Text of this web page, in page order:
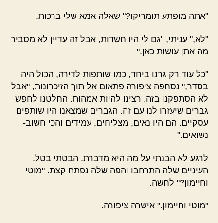
"אתה מופתע תומריקו?" שאלה אמא שלי ברכות.
"לא," עניתי, "גם לי היו חשדות, אבל זה עדיין לא מסביר
מה אתן עושות כאן."
"כל עוד רק גרנו ביחד, כמו שותפות לדירה, הכול היה
בסדר," נסחפה ציפורה פתאום אל תוך הזיכרונות, "אבל
לא הסתפקנו בזה. רצינו להיות אמהות. החלטנו לחפש
גברים שיעזרו לנו עם זה. הגברים שמצאנו היו שותפים
עסקיים. הם היו נאים, מצליחים, עמידים והכי חשוב-
נשואים."
לרגע לא הבנתי על מה היא מדברת. הבטתי בטל.
העיניים שלה התרחבו והפה שלה נפתח קצת. "מוטי
וחיימון?" לחשה.
"מוטי וחיימון." אישרה ציפורה.